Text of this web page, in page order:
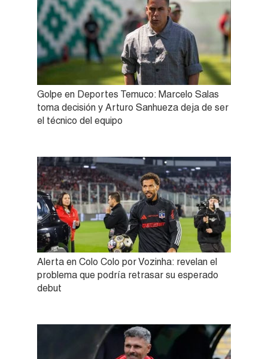
Golpe en Deportes Temuco: Marcelo Salas
toma decisión y Arturo Sanhueza deja de ser
el técnico del equipo
Alerta en Colo Colo por Vozinha: revelan el
problema que podría retrasar su esperado
debut